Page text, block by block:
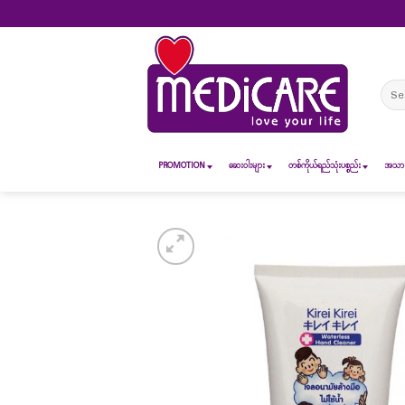
to
for:
PROMOTION ဆေး၀ါးများ တစ်ကိုယ်ရည်သုံးပစ္စည်း အသာ